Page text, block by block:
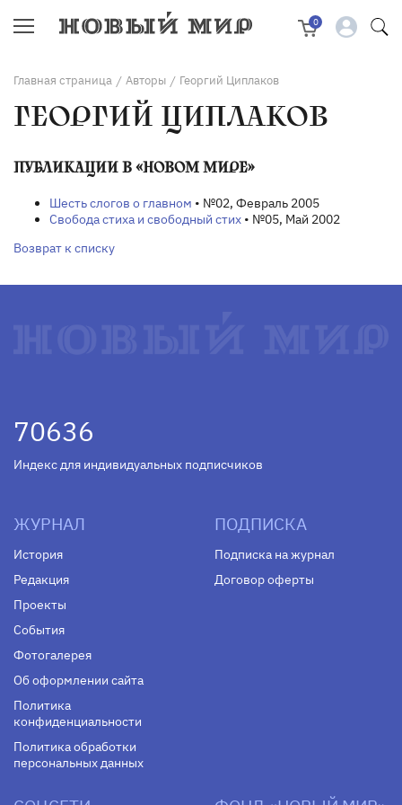
0
Главная страница / Авторы / Георгий Циплаков
ГЕОРГИЙ ЦИПЛАКОВ
ПУБЛИКАЦИИ В «НОВОМ МИРЕ»
Шесть слогов о главном • №02, Февраль 2005
Свобода стиха и свободный стих • №05, Май 2002
Возврат к списку
70636
Индекс для индивидуальных подписчиков
ЖУРНАЛ
История
Редакция
Проекты
События
Фотогалерея
Об оформлении сайта
Политика
конфиденциальности
Политика обработки
персональных данных
ПОДПИСКА
Подписка на журнал
Договор оферты